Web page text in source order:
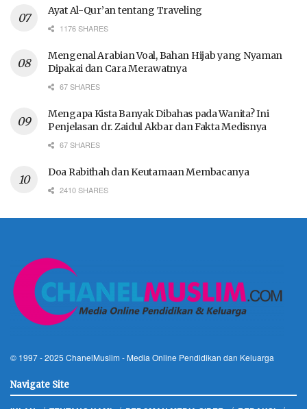
Ayat Al-Qur’an tentang Traveling
1176 SHARES
Mengenal Arabian Voal, Bahan Hijab yang Nyaman
Dipakai dan Cara Merawatnya
67 SHARES
Mengapa Kista Banyak Dibahas pada Wanita? Ini
Penjelasan dr. Zaidul Akbar dan Fakta Medisnya
67 SHARES
Doa Rabithah dan Keutamaan Membacanya
2410 SHARES
© 1997 - 2025 ChanelMuslim - Media Online Pendidikan dan Keluarga
Navigate Site